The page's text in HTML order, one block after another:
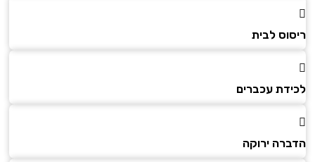
ריסוס לבית
לכידת עכברים
הדברה ירוקה